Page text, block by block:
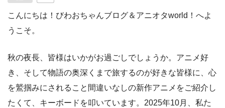
こんにちは！びわおちゃんブログ＆アニオタworld！へよ
うこそ。
秋の夜長、皆様はいかがお過ごしでしょうか。アニメ好
き、そして物語の奥深くまで旅するのが好きな皆様に、心
を鷲掴みにされること間違いなしの新作アニメをご紹介し
たくて、キーボードを叩いています。2025年10月、私た